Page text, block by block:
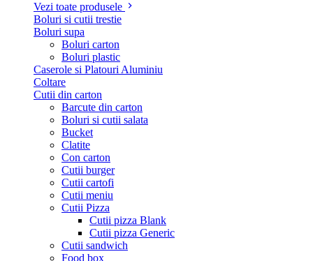
Vezi toate produsele
Boluri si cutii trestie
Boluri supa
Boluri carton
Boluri plastic
Caserole si Platouri Aluminiu
Coltare
Cutii din carton
Barcute din carton
Boluri si cutii salata
Bucket
Clatite
Con carton
Cutii burger
Cutii cartofi
Cutii meniu
Cutii Pizza
Cutii pizza Blank
Cutii pizza Generic
Cutii sandwich
Food box